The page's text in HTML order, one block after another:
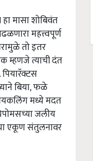
मासा शोबिवंत
महत्त्वपूर्ण
तो इतर
म्हणजे त्याची दंत
बिया, फळे
मध्ये मदत
जलीय
एकूण संतुलनावर